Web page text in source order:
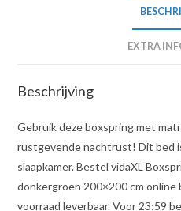
EXTRA
Beschrijving
Gebruik deze boxspring met
rustgevende nachtrust! Dit bed
slaapkamer. Bestel vidaXL
donkergroen 200×200 cm online
voorraad leverbaar. Voor 23:59